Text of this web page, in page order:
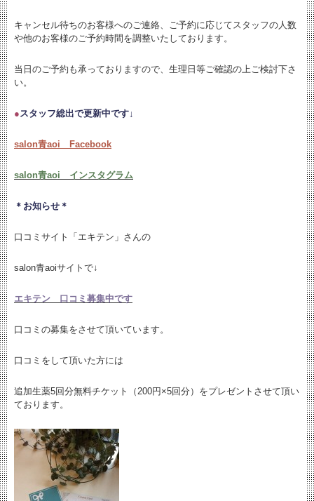
キャンセル待ちのお客様へのご連絡、ご予約に応じてスタッフの人数
や他のお客様のご予約時間を調整いたしております。
当日のご予約も承っておりますので、生理日等ご確認の上ご検討下さ
い。
●スタッフ総出で更新中です↓
salon青aoi Facebook
salon青aoi インスタグラム
＊お知らせ＊
口コミサイト「エキテン」さんの
salon青aoiサイトで↓
エキテン 口コミ募集中です
口コミの募集をさせて頂いています。
口コミをして頂いた方には
追加生薬5回分無料チケット（200円×5回分）をプレゼントさせて頂い
ております。